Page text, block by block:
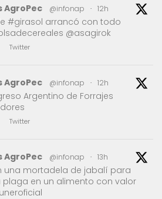
AgroPec @infonap · 12h
#girasol arrancó con todo
@asagirok
Twitter
AgroPec @infonap · 12h
Argentino de Forrajes
Twitter
AgroPec @infonap · 13h
una mortadela de jabalí para
plaga en un alimento con valor